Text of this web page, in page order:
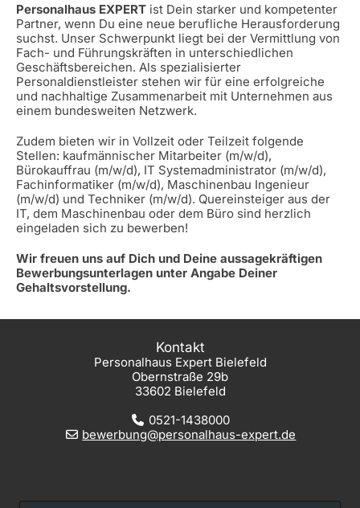
Personalhaus EXPERT ist Dein starker und kompetenter
Partner, wenn Du eine neue berufliche Herausforderung
suchst. Unser Schwerpunkt liegt bei der Vermittlung von
Fach- und Führungskräften in unterschiedlichen
Geschäftsbereichen. Als spezialisierter
Personaldienstleister stehen wir für eine erfolgreiche
und nachhaltige Zusammenarbeit mit Unternehmen aus
einem bundesweiten Netzwerk.
Zudem bieten wir in Vollzeit oder Teilzeit folgende
Stellen: kaufmännischer Mitarbeiter (m/w/d),
Bürokauffrau (m/w/d), IT Systemadministrator (m/w/d),
Fachinformatiker (m/w/d), Maschinenbau Ingenieur
(m/w/d) und Techniker (m/w/d). Quereinsteiger aus der
IT, dem Maschinenbau oder dem Büro sind herzlich
eingeladen sich zu bewerben!
Wir freuen uns auf Dich und Deine aussagekräftigen
Bewerbungsunterlagen unter Angabe Deiner
Gehaltsvorstellung.
Kontakt
Personalhaus Expert Bielefeld
Obernstraße 29b
33602 Bielefeld
0521-1438000
bewerbung@personalhaus-expert.de